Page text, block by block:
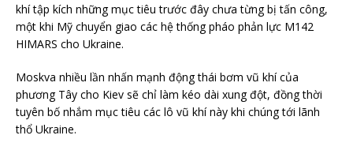
khí tập kích những mục tiêu trước đây chưa từng bị tấn công,
một khi Mỹ chuyển giao các hệ thống pháo phản lực M142
HIMARS cho Ukraine.
Moskva nhiều lần nhấn mạnh động thái bơm vũ khí của
phương Tây cho Kiev sẽ chỉ làm kéo dài xung đột, đồng thời
tuyên bố nhắm mục tiêu các lô vũ khí này khi chúng tới lãnh
thổ Ukraine.